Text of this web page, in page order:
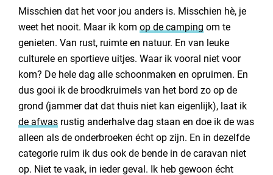
Misschien dat het voor jou anders is. Misschien hè, je
weet het nooit. Maar ik kom op de camping om te
genieten. Van rust, ruimte en natuur. En van leuke
culturele en sportieve uitjes. Waar ik vooral niet voor
kom? De hele dag alle schoonmaken en opruimen. En
dus gooi ik de broodkruimels van het bord zo op de
grond (jammer dat dat thuis niet kan eigenlijk), laat ik
de afwas rustig anderhalve dag staan en doe ik de was
alleen als de onderbroeken écht op zijn. En in dezelfde
categorie ruim ik dus ook de bende in de caravan niet
op. Niet te vaak, in ieder geval. Ik heb gewoon écht